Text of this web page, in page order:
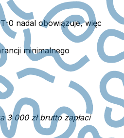
0 nadal obowiązuje, więc
minimalnego
3 000 zł brutto zapłaci